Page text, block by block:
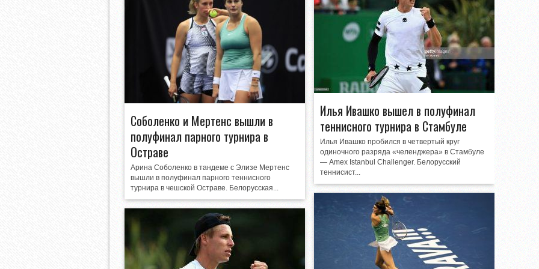
Илья Ивашко вышел в полуфинал
теннисного турнира в Стамбуле
Илья Ивашко пробился в четвертый круг
одиночного разряда «челенджера» в Стамбуле
— Аmex Istanbul Challenger. Белорусский
теннисист...
Соболенко и Мертенс вышли в
полуфинал парного турнира в
Остраве
Арина Соболенко в тандеме с Элизе Мертенс
вышли в полуфинал парного теннисного
турнира в чешской Остраве. Белорусская...